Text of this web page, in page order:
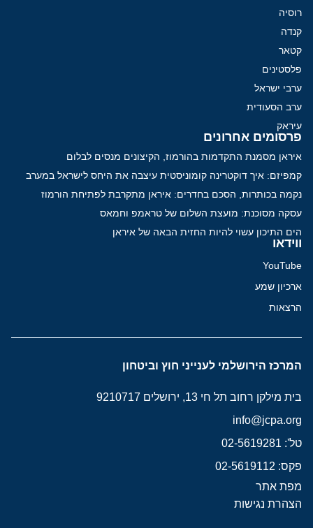
רוסיה
קנדה
קטאר
פלסטינים
ערבי ישראל
ערב הסעודית
עיראק
פרסומים אחרונים
איראן מסמנת התקדמות בהורמוז, הקיצונים מנסים לבלום
קמפיזם: איך דוקטרינה קומוניסטית עיצבה את היחס לישראל במערב
נקמה בכותרות, הסכם בחדרים: איראן מתקרבת לפתיחת הורמוז
עסקה מסוכנת: מועצת השלום של טראמפ וחמאס
הים התיכון עשוי להיות החזית הבאה של איראן
ווידאו
YouTube
ארכיון שמע
הרצאות
המרכז הירושלמי לענייני חוץ וביטחון
בית מילקן רחוב תל חי 13, ירושלים 9210717
info@jcpa.org
טל': 02-5619281
פקס: 02-5619112
מפת אתר
הצהרת נגישות